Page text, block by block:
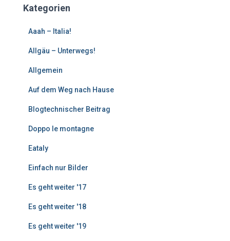
e
Kategorien
Aaah – Italia!
Allgäu – Unterwegs!
Allgemein
Auf dem Weg nach Hause
Blogtechnischer Beitrag
Doppo le montagne
Eataly
Einfach nur Bilder
Es geht weiter '17
Es geht weiter '18
Es geht weiter '19